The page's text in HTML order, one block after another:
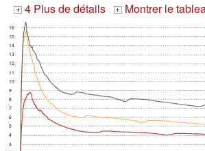
+ 4 Plus de détails + Montrer le
3
4
5
6
7
8
9
10
11
12
13
14
15
16